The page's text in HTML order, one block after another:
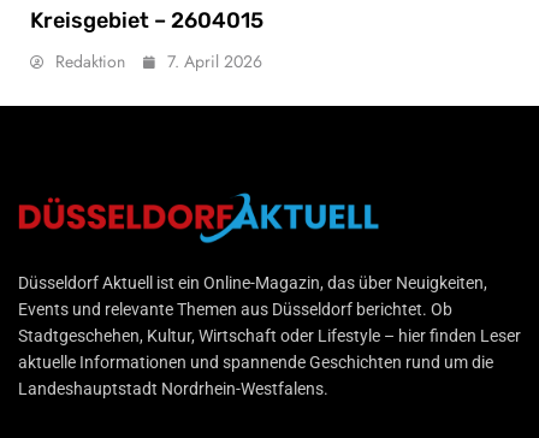
Kreisgebiet – 2604015
Redaktion 7. April 2026
Düsseldorf Aktuell
Düsseldorf Aktuell ist ein Online-Magazin, das über Neuigkeiten,
Events und relevante Themen aus Düsseldorf berichtet. Ob
Stadtgeschehen, Kultur, Wirtschaft oder Lifestyle – hier finden Leser
aktuelle Informationen und spannende Geschichten rund um die
Landeshauptstadt Nordrhein-Westfalens.